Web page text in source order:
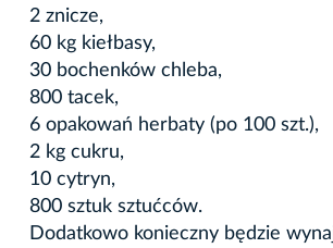
2 znicze,
60 kg kiełbasy,
30 bochenków chleba,
800 tacek,
6 opakowań herbaty (po 100 szt.),
2 kg cukru,
10 cytryn,
800 sztuk sztućców.
Dodatkowo konieczny będzie